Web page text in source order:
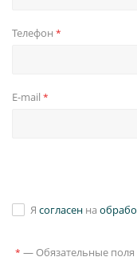
Телефон *
E-mail *
Я согласен на
* — Обязательные поля